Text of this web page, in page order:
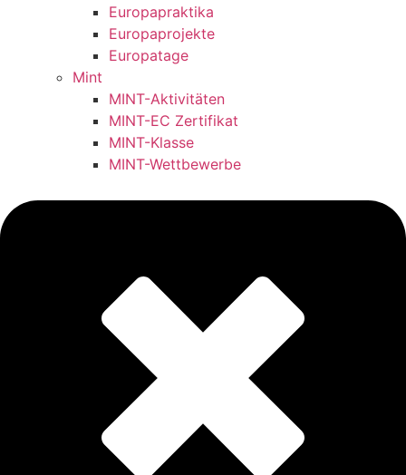
Europapraktika
Europaprojekte
Europatage
Mint
MINT-Aktivitäten
MINT-EC Zertifikat
MINT-Klasse
MINT-Wettbewerbe